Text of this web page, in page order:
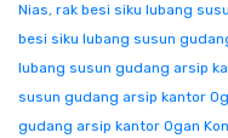
Nias, rak besi siku lubang
besi siku lubang susun
lubang susun gudang arsip
susun gudang arsip kantor
gudang arsip kantor Ogan